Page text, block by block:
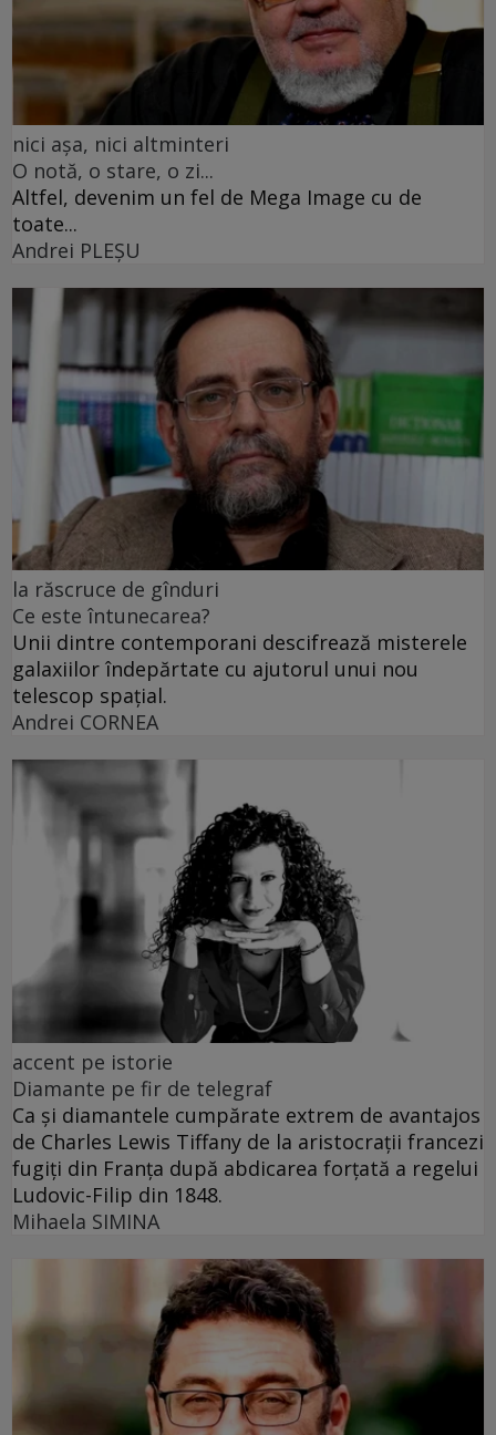
nici așa, nici altminteri
O notă, o stare, o zi...
Altfel, devenim un fel de Mega Image cu de
toate...
Andrei PLEŞU
la răscruce de gînduri
Ce este întunecarea?
Unii dintre contemporani descifrează misterele
galaxiilor îndepărtate cu ajutorul unui nou
telescop spațial.
Andrei CORNEA
accent pe istorie
Diamante pe fir de telegraf
Ca și diamantele cumpărate extrem de avantajos
de Charles Lewis Tiffany de la aristocrații francezi
fugiți din Franța după abdicarea forțată a regelui
Ludovic-Filip din 1848.
Mihaela SIMINA